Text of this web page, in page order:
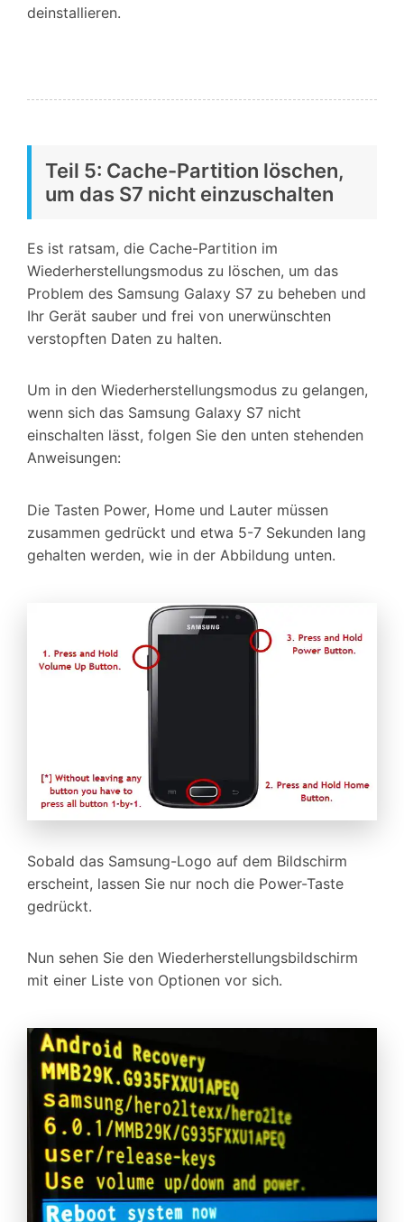
deinstallieren.
Teil 5: Cache-Partition löschen,
um das S7 nicht einzuschalten
Es ist ratsam, die Cache-Partition im
Wiederherstellungsmodus zu löschen, um das
Problem des Samsung Galaxy S7 zu beheben und
Ihr Gerät sauber und frei von unerwünschten
verstopften Daten zu halten.
Um in den Wiederherstellungsmodus zu gelangen,
wenn sich das Samsung Galaxy S7 nicht
einschalten lässt, folgen Sie den unten stehenden
Anweisungen:
Die Tasten Power, Home und Lauter müssen
zusammen gedrückt und etwa 5-7 Sekunden lang
gehalten werden, wie in der Abbildung unten.
Sobald das Samsung-Logo auf dem Bildschirm
erscheint, lassen Sie nur noch die Power-Taste
gedrückt.
Nun sehen Sie den Wiederherstellungsbildschirm
mit einer Liste von Optionen vor sich.